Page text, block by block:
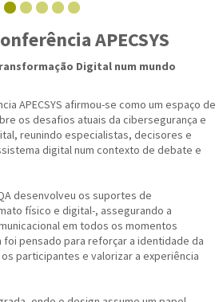
APECSYS
Digital num mundo
APECSYS afirmou-se como um espaço de
os desafios atuais da cibersegurança e
reunindo especialistas, decisores e
digital num contexto de debate e
desenvolveu os suportes de
físico e digital-, assegurando a
em todos os momentos
foi pensado para reforçar a identidade da
participantes e valorizar a experiência